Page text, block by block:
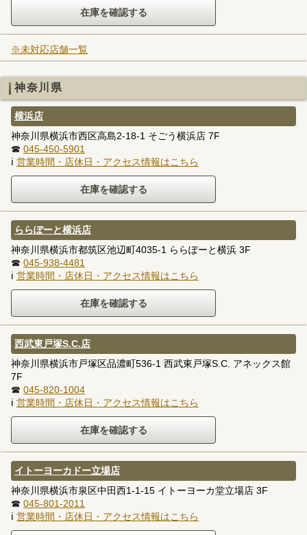
※未対応店舗一覧
神奈川県
横浜店
神奈川県横浜市西区高島2-18-1 そごう横浜店 7F
☎ 045-450-5901
ℹ 営業時間・店休日・アクセス情報はこちら
ららぽーと横浜店
神奈川県横浜市都筑区池辺町4035-1 ららぽーと横浜 3F
☎ 045-938-4481
ℹ 営業時間・店休日・アクセス情報はこちら
西武東戸塚S.C.店
神奈川県横浜市戸塚区品濃町536-1 西武東戸塚S.C. アネックス館
7F
☎ 045-820-1004
ℹ 営業時間・店休日・アクセス情報はこちら
イトーヨーカドー立場店
神奈川県横浜市泉区中田西1-1-15 イトーヨーカ堂立場店 3F
☎ 045-801-2011
ℹ 営業時間・店休日・アクセス情報はこちら